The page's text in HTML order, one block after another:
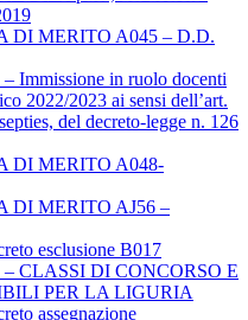
DI MERITO A045 – D.D.
Immissione in ruolo docenti
2022/2023 ai sensi dell’art.
del decreto-legge n. 126
DI MERITO A048-
DI MERITO AJ56 –
esclusione B017
CLASSI DI CONCORSO E
PER LA LIGURIA
assegnazione